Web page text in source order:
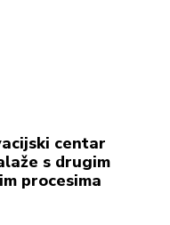
centar
s drugim
procesima